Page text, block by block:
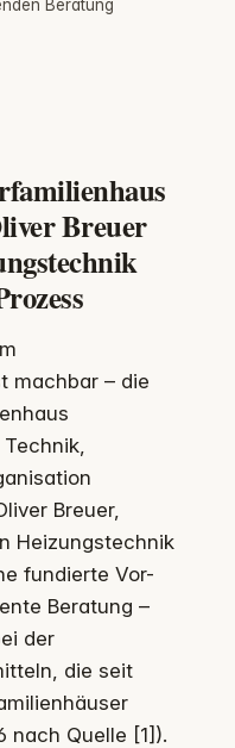
Beratung
Breuer
machbar – die
Breuer,
Heizungstechnik
fundierte Vor-
Beratung –
der
die seit
nach Quelle [1]).